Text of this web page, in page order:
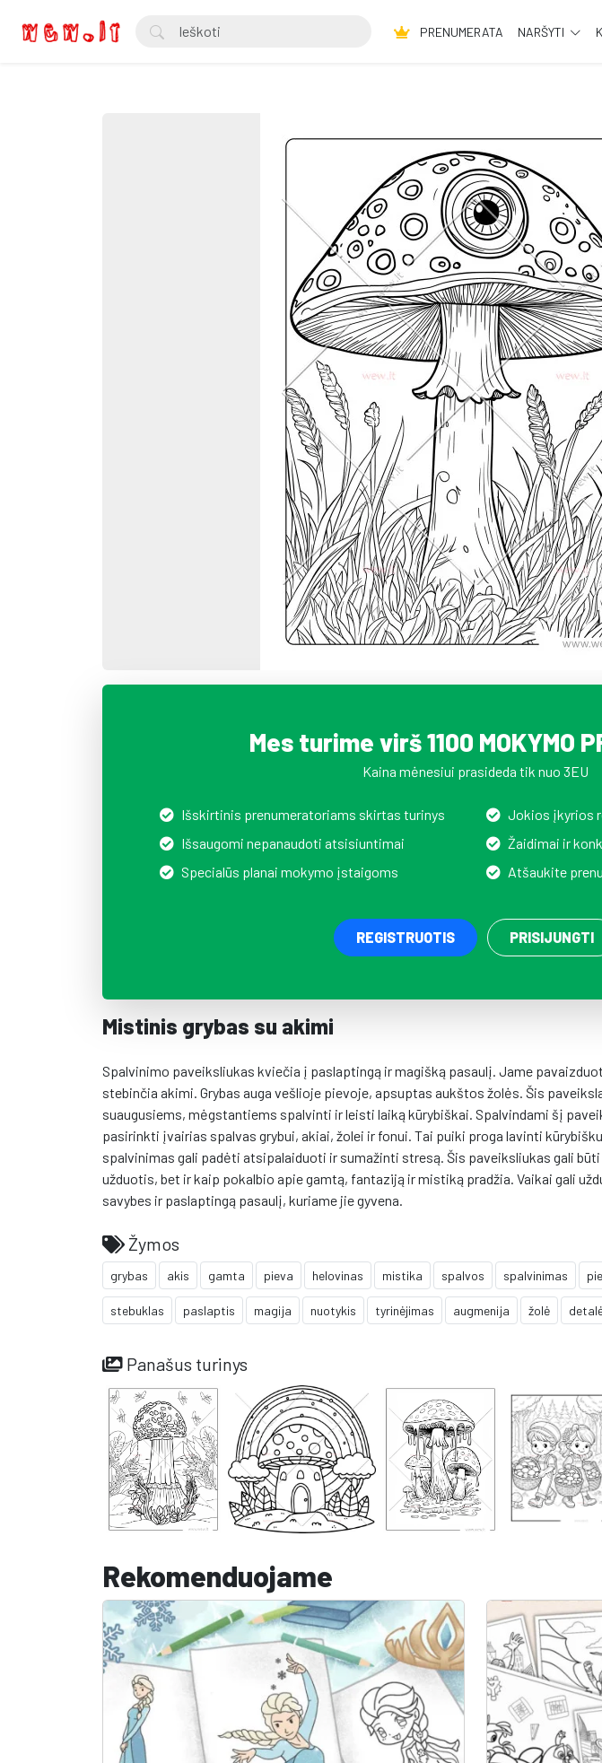
PRENUMERATA NARŠYTI
Mes turime virš 1100 MOKYMO
Kaina mėnesiui prasideda tik nuo 3EU
Išskirtinis prenumeratoriams skirtas turinys
Išsaugomi nepanaudoti atsisiuntimai
Specialūs planai mokymo įstaigoms
Jokios įkyrios
Žaidimai ir
Atšaukite
REGISTRUOTIS PRISIJUNGTI
Mistinis grybas su akimi
Spalvinimo paveiksliukas kviečia į paslaptingą ir magišką pasaulį. Jame
stebinčia akimi. Grybas auga vešlioje pievoje, apsuptas aukštos žolės. Šis
suaugusiems, mėgstantiems spalvinti ir leisti laiką kūrybiškai. Spalvindami šį
pasirinkti įvairias spalvas grybui, akiai, žolei ir fonui. Tai puiki proga lavinti
spalvinimas gali padėti atsipalaiduoti ir sumažinti stresą. Šis paveiksliukas gali
užduotis, bet ir kaip pokalbio apie gamtą, fantaziją ir mistiką pradžia. Vaikai gali
savybes ir paslaptingą pasaulį, kuriame jie gyvena.
Žymos
grybas akis gamta pieva helovinas mistika spalvos spalvinimas
stebuklas paslaptis magija nuotykis tyrinėjimas augmenija žolė
Panašus turinys
Rekomenduojame